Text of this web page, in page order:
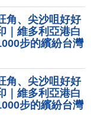
角、尖沙咀好好
｜維多利亞港白
步的繽紛台灣
角、尖沙咀好好
｜維多利亞港白
步的繽紛台灣